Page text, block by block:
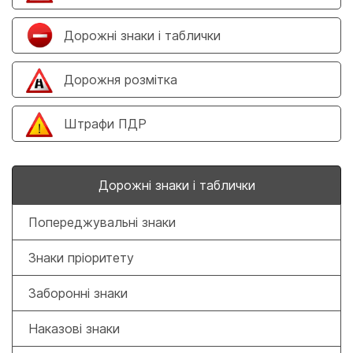
Дорожні знаки і таблички
Дорожня розмітка
Штрафи ПДР
Дорожні знаки і таблички
Попереджувальні знаки
Знаки пріоритету
Заборонні знаки
Наказові знаки